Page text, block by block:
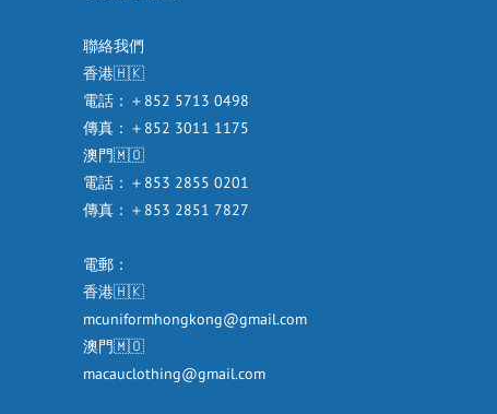
聯絡我們
香港🇭🇰
電話：＋852 5713 0498
傳真：＋852 3011 1175
澳門🇲🇴
電話：＋853 2855 0201
傳真：＋853 2851 7827
電郵：
香港🇭🇰
mcuniformhongkong@gmail.com
澳門🇲🇴
macauclothing@gmail.com